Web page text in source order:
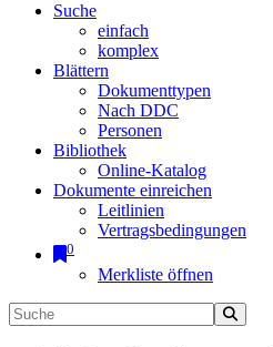
Suche
einfach
komplex
Blättern
Dokumenttypen
Nach DDC
Personen
Bibliothek
Online-Katalog
Dokumente einreichen
Leitlinien
Vertragsbedingungen
0
Merkliste öffnen